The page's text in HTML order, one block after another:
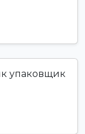
упаковщик